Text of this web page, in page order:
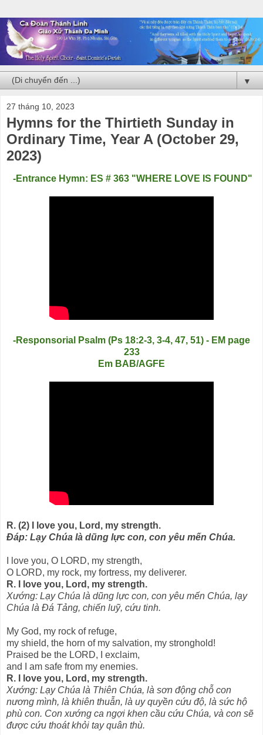
▼
27 tháng 10, 2023
Hymns for the Thirtieth Sunday in
Ordinary Time, Year A (October 29,
2023)
-Entrance Hymn: ES # 363 "WHERE LOVE IS FOUND"
-Responsorial Psalm (Ps 18:2-3, 3-4, 47, 51) - EM page
233
Em BAB/AGFE
R. (2) I love you, Lord, my strength.
Ðáp: Lạy Chúa là dũng lực con, con yêu mến Chúa.
I love you, O LORD, my strength,
O LORD, my rock, my fortress, my deliverer.
R. I love you, Lord, my strength.
Xướng: Lạy Chúa là dũng lực con, con yêu mến Chúa, lạy
Chúa là Ðá Tảng, chiến luỹ, cứu tinh.
My God, my rock of refuge,
my shield, the horn of my salvation, my stronghold!
Praised be the LORD, I exclaim,
and I am safe from my enemies.
R. I love you, Lord, my strength.
Xướng: Lạy Chúa là Thiên Chúa, là sơn động chỗ con
nương mình, là khiên thuẫn, là uy quyền cứu độ, là sức hộ
phù con. Con xướng ca ngợi khen cầu cứu Chúa, và con sẽ
được cứu thoát khỏi tay quân thù.